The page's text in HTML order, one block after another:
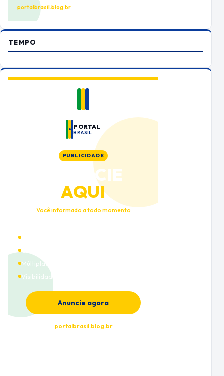
portalbrasil.blog.br
TEMPO
PORTAL
BRASIL
PUBLICIDADE
ANUNCIE
AQUI
Você informado a todo momento
Cobertura nacional
Múltiplas categorias
Visibilidade premium
Anuncie agora
portalbrasil.blog.br